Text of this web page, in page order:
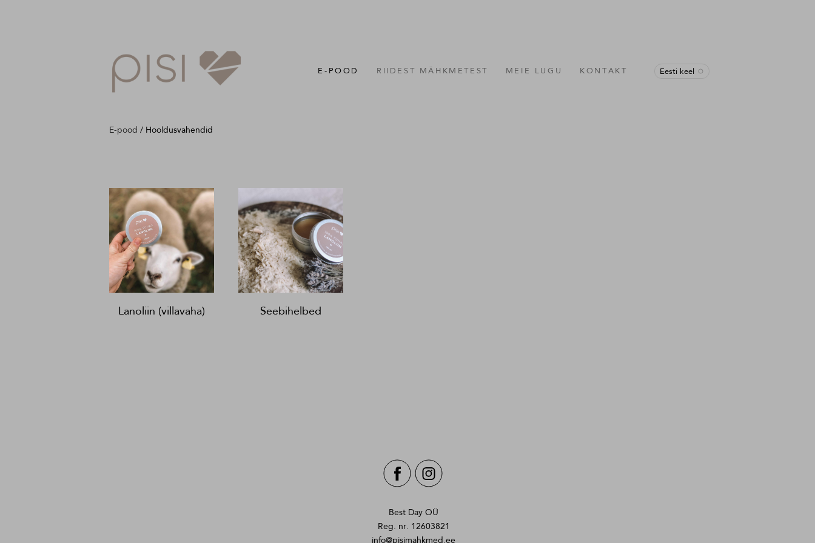
E-POOD RIIDEST MÄHKMETEST MEIE LUGU KONTAKT Eesti keel
E-pood / Hooldusvahendid
Lanoliin (villavaha) Seebihelbed
Best Day OÜ
Reg. nr. 12603821
info@pisimahkmed.ee